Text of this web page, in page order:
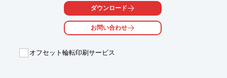
耐力点が非常に高くなり、メッシュ強度が飛躍的に向上していま
また、クリアランスを大きく設定し、高粘度ペーストが使用でき
です。
ダウンロード
お問い合わせ
オフセット輪転印刷サービス